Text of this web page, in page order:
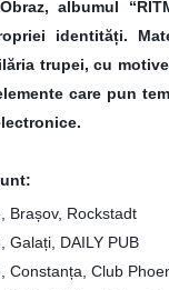
albumul
identități.
trupei, cu
care pun
Brașov, Rockstadt
Galați, DAILY PUB
Constanța, Club